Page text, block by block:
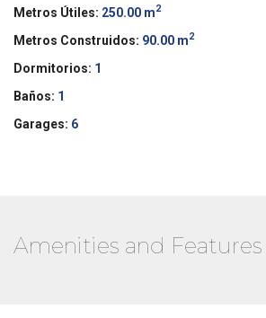
Metros Útiles: 250.00 m2
Metros Construidos: 90.00 m2
Dormitorios: 1
Baños: 1
Garages: 6
Amenities and Features